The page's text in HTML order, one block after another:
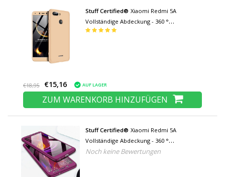
Stuff Certified® Xiaomi Redmi 5A
Vollständige Abdeckung - 360 °
Gehäusetasche + Displayschutzfolie aus
€18,95 €15,16 AUF LAGER
ZUM WARENKORB HINZUFÜGEN
Stuff Certified® Xiaomi Redmi 5A
Vollständige Abdeckung - 360 °
Gehäusetasche + Displayschutzfolie
Noch keine Bewertungen